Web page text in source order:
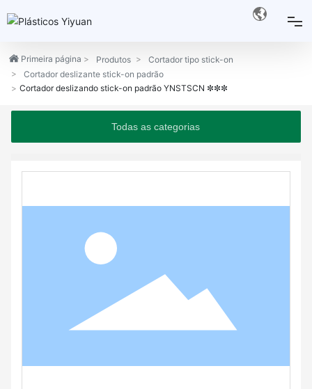
Página inicial
Quem somos
Atendimento
Fale conosco
Primeira página Produtos
Cortador tipo stick-on
Cortador deslizante stick-on padrão
Cortador deslizando stick-on padrão YNSTSCN ✼✼✼
Todas as categorias